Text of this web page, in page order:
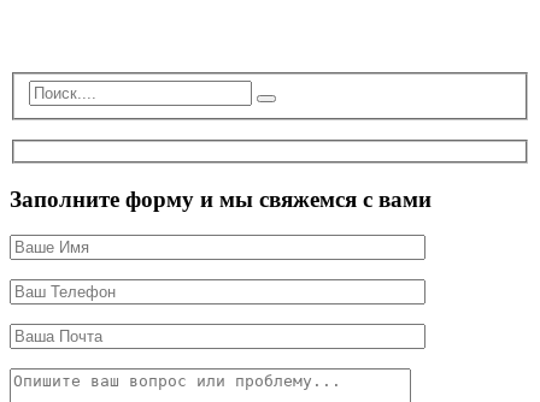
Заполните форму и мы свяжемся с вами